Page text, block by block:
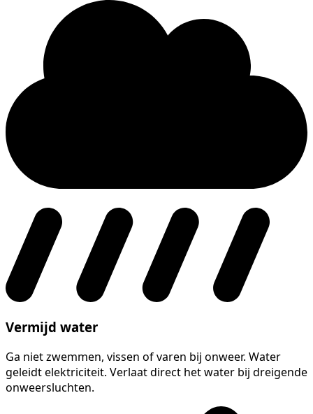
Vermijd water
Ga niet zwemmen, vissen of varen bij onweer. Water
geleidt elektriciteit. Verlaat direct het water bij dreigende
onweersluchten.